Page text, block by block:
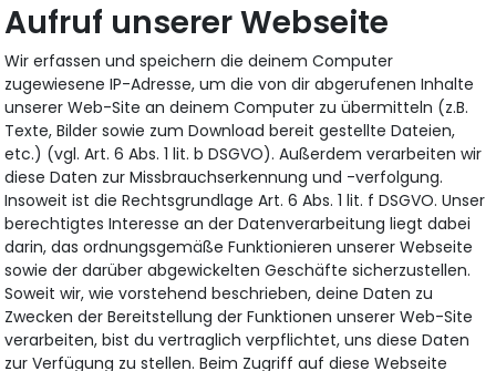
Aufruf unserer Webseite
Wir erfassen und speichern die deinem Computer
zugewiesene IP-Adresse, um die von dir abgerufenen Inhalte
unserer Web-Site an deinem Computer zu übermitteln (z.B.
Texte, Bilder sowie zum Download bereit gestellte Dateien,
etc.) (vgl. Art. 6 Abs. 1 lit. b DSGVO). Außerdem verarbeiten wir
diese Daten zur Missbrauchserkennung und -verfolgung.
Insoweit ist die Rechtsgrundlage Art. 6 Abs. 1 lit. f DSGVO. Unser
berechtigtes Interesse an der Datenverarbeitung liegt dabei
darin, das ordnungsgemäße Funktionieren unserer Webseite
sowie der darüber abgewickelten Geschäfte sicherzustellen.
Soweit wir, wie vorstehend beschrieben, deine Daten zu
Zwecken der Bereitstellung der Funktionen unserer Web-Site
verarbeiten, bist du vertraglich verpflichtet, uns diese Daten
zur Verfügung zu stellen. Beim Zugriff auf diese Webseite